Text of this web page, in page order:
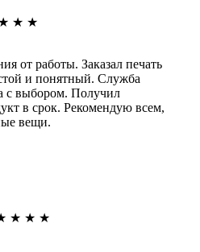
★ ★
от работы. Заказал печать
и понятный. Служба
с выбором. Получил
в срок. Рекомендую всем,
вещи.
★ ★ ★